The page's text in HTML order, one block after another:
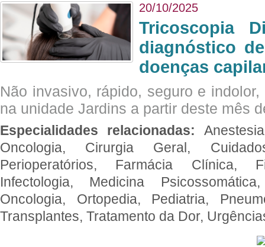
20/10/2025
Tricoscopia
diagnóstico
doenças
Não invasivo, rápido, seguro e
na unidade Jardins a partir deste mês
Especialidades relacionadas:
Oncologia, Cirurgia Geral,
Perioperatórios, Farmácia Clínica,
Infectologia, Medicina
Oncologia, Ortopedia, Pediatria,
Transplantes, Tratamento da Dor,